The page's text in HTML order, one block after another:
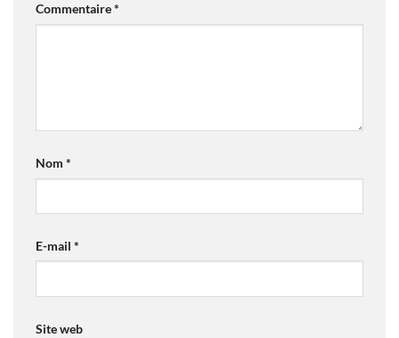
Commentaire*
Nom *
E-mail *
Site web